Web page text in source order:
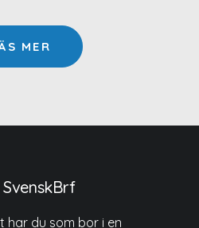
MER
har du som bor i en